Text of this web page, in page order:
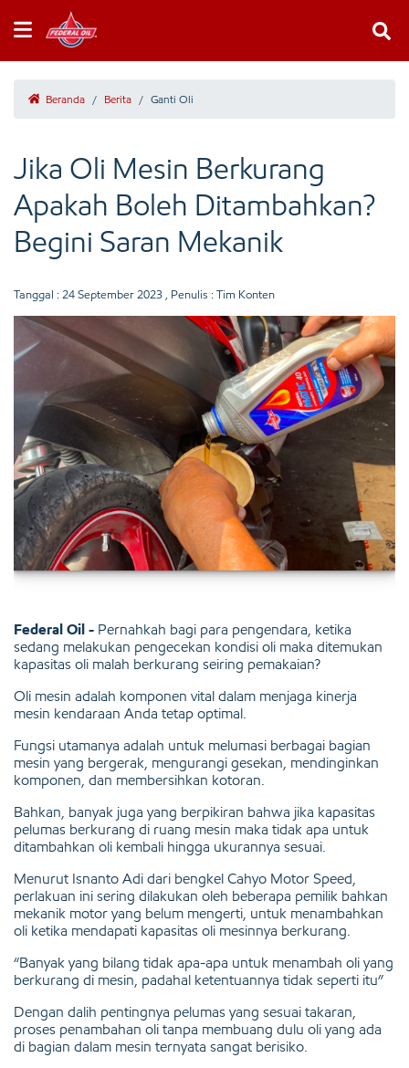
Beranda / Berita / Ganti Oli
Jika Oli Mesin Berkurang
Apakah Boleh Ditambahkan?
Begini Saran Mekanik
Tanggal : 24 September 2023 , Penulis : Tim Konten
Federal Oil - Pernahkah bagi para pengendara, ketika
sedang melakukan pengecekan kondisi oli maka ditemukan
kapasitas oli malah berkurang seiring pemakaian?
Oli mesin adalah komponen vital dalam menjaga kinerja
mesin kendaraan Anda tetap optimal.
Fungsi utamanya adalah untuk melumasi berbagai bagian
mesin yang bergerak, mengurangi gesekan, mendinginkan
komponen, dan membersihkan kotoran.
Bahkan, banyak juga yang berpikiran bahwa jika kapasitas
pelumas berkurang di ruang mesin maka tidak apa untuk
ditambahkan oli kembali hingga ukurannya sesuai.
Menurut Isnanto Adi dari bengkel Cahyo Motor Speed,
perlakuan ini sering dilakukan oleh beberapa pemilik bahkan
mekanik motor yang belum mengerti, untuk menambahkan
oli ketika mendapati kapasitas oli mesinnya berkurang.
“Banyak yang bilang tidak apa-apa untuk menambah oli yang
berkurang di mesin, padahal ketentuannya tidak seperti itu”
Dengan dalih pentingnya pelumas yang sesuai takaran,
proses penambahan oli tanpa membuang dulu oli yang ada
di bagian dalam mesin ternyata sangat berisiko.